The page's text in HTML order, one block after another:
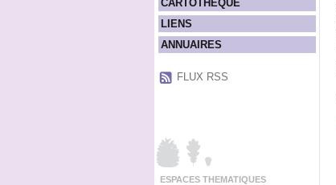
CARTOTHÈQUE
LIENS
ANNUAIRES
FLUX RSS
ESPACES THEMATIQUES